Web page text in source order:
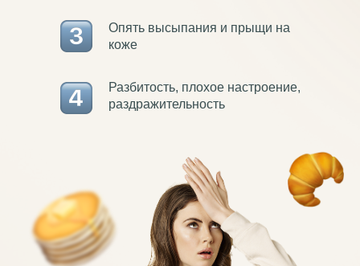
Опять высыпания и прыщи на
коже
Разбитость, плохое настроение,
раздражительность